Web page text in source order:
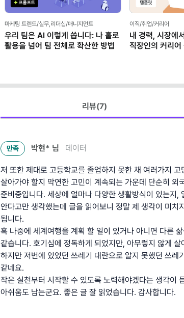
마케팅 트렌드/실무,리더십/매니지먼트
우리 팀은 AI 이렇게 씁니다: 나 홀로
활용을 넘어 팀 전체로 확산한 방법
이직/취업/커리어
내 경력, 시장에
직장인의 커리
리뷰(7)
만족 박현* 님 데이터
저 또한 제대로 고등학교를 졸업하지 못한 채 여러가지
살아가야 할지 막연한 고민이 계속되는 가운데 단순히
준비중입니다. 세상에 얼마나 다양한 생활방식이 있는지
안다고만 생각했는데 글을 읽어보니 정말 제 생각이 미
됩니다.
혹 나중에 세계여행을 계획 할 일이 있거나 아니면 다른
같습니다. 호기심에 정독하게 되었지만, 아무렇지 않게
하지만 저번에 있었던 쓰레기 대란으로 알지 못했던 쓰
같네요.
작은 실천부터 시작할 수 있도록 노력해야겠다는 생각이
아쉬움도 남는군요. 좋은 글 잘 읽었습니다. 감사합니다.